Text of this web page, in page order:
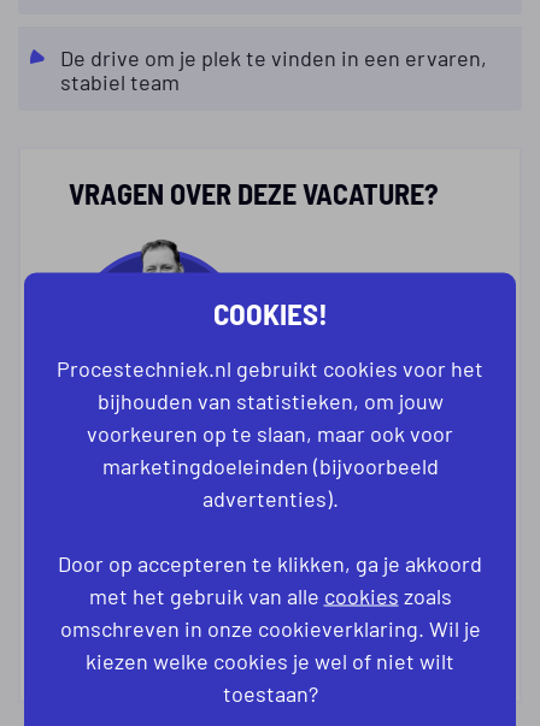
De drive om je plek te vinden in een ervaren,
stabiel team
VRAGEN OVER DEZE VACATURE?
RONALD KRANENBERG
RECRUITMENT BUSINESS PARTNER
ronald@procestechniek.nl
COOKIES!
Procestechniek.nl gebruikt cookies voor het
bijhouden van statistieken, om jouw
voorkeuren op te slaan, maar ook voor
marketingdoeleinden (bijvoorbeeld
advertenties).
Door op accepteren te klikken, ga je akkoord
met het gebruik van alle cookies zoals
omschreven in onze cookieverklaring. Wil je
kiezen welke cookies je wel of niet wilt
toestaan?